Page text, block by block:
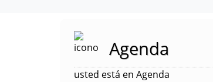
Agenda
usted está en Agenda